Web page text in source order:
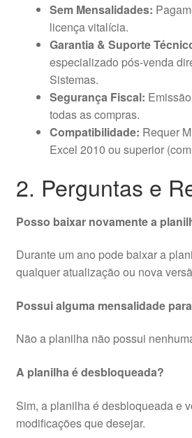
Sem Mensalidades:
licença vitalícia.
Garantia & Suporte
especializado pós-venda
Sistemas.
Segurança Fiscal:
todas as compras.
Compatibilidade: Requer
Excel 2010 ou superior
2. Perguntas e
Posso baixar novamente a
Durante um ano pode baixar a
qualquer atualização ou nova
Possui alguma mensalidade
Não a planilha não possui
A planilha é desbloqueada?
Sim, a planilha é desbloqueada e
modificações que desejar.